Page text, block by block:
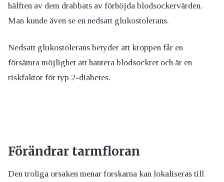
hälften av dem drabbats av förhöjda blodsockervärden.
Man kunde även se en nedsatt glukostolerans.
Nedsatt glukostolerans betyder att kroppen får en
försämra möjlighet att hantera blodsockret och är en
riskfaktor för typ 2-diabetes.
Förändrar tarmfloran
Den troliga orsaken menar forskarna kan lokaliseras till